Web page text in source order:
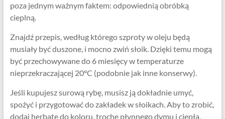
poza jednym ważnym faktem: odpowiednią obróbką
cieplną.
Znajdź przepis, według którego szproty w oleju będą
musiały być duszone, i mocno zwiń słoik. Dzięki temu mogą
być przechowywane do 6 miesięcy w temperaturze
nieprzekraczającej 20°C (podobnie jak inne konserwy).
Jeśli kupujesz surową rybę, musisz ją dokładnie umyć,
spożyć i przygotować do zakładek w słoikach. Aby to zrobić,
dodaj herbatę do koloru, trochę płynnego dymu i ciepła.